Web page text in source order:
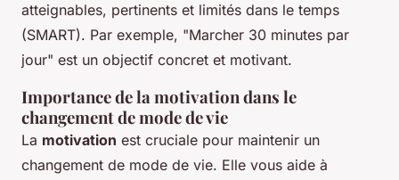
atteignables, pertinents et limités dans le temps
(SMART). Par exemple, "Marcher 30 minutes par
jour" est un objectif concret et motivant.
Importance de la motivation dans le
changement de mode de vie
La motivation est cruciale pour maintenir un
changement de mode de vie. Elle vous aide à